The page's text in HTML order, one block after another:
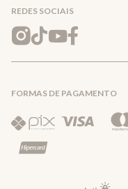
Mapa do Site
Wishlist
Entrega e Frete
Trocas e Devoluções
Política de Privacidade
REDES SOCIAIS
FORMAS DE PAGAMENTO